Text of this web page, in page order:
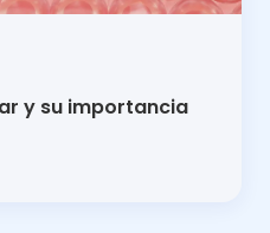
y su importancia